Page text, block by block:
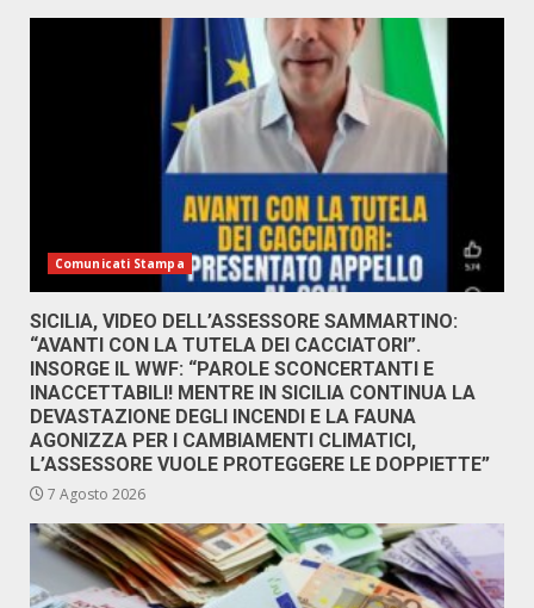
Comunicati Stampa
SICILIA, VIDEO DELL’ASSESSORE SAMMARTINO:
“AVANTI CON LA TUTELA DEI CACCIATORI”.
INSORGE IL WWF: “PAROLE SCONCERTANTI E
INACCETTABILI! MENTRE IN SICILIA CONTINUA LA
DEVASTAZIONE DEGLI INCENDI E LA FAUNA
AGONIZZA PER I CAMBIAMENTI CLIMATICI,
L’ASSESSORE VUOLE PROTEGGERE LE DOPPIETTE”
7 Agosto 2026